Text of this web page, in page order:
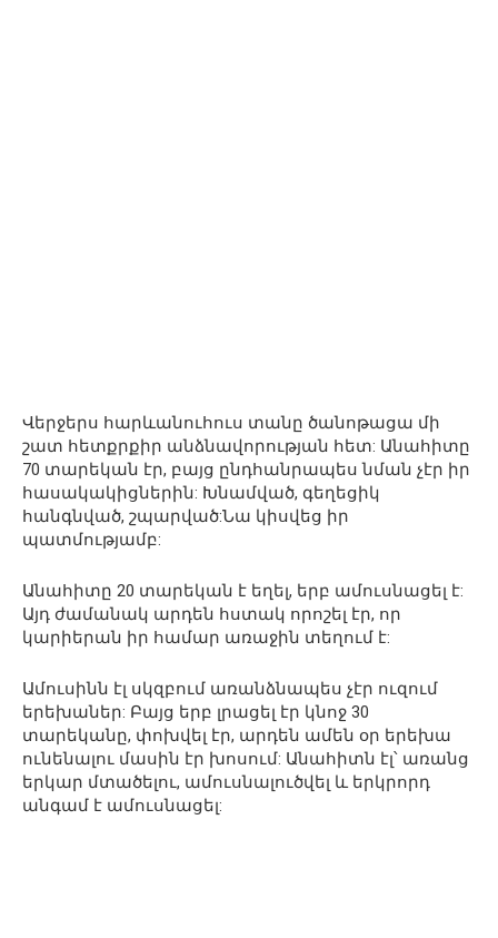
Վերջերս հարևանուհուս տանը ծանոթացա մի
շատ հետքրքիր անձնավորության հետ: Անահիտը
70 տարեկան էր, բայց ընդհանրապես նման չէր իր
հասակակիցներին: Խնամված, գեղեցիկ
հանգնված, շպարված:Նա կիսվեց իր
պատմությամբ:
Անահիտը 20 տարեկան է եղել, երբ ամուսնացել է:
Այդ ժամանակ արդեն հստակ որոշել էր, որ
կարիերան իր համար առաջին տեղում է:
Ամուսինն էլ սկզբում առանձնապես չէր ուզում
երեխաներ: Բայց երբ լրացել էր կնոջ 30
տարեկանը, փոխվել էր, արդեն ամեն օր երեխա
ունենալու մասին էր խոսում: Անահիտն էլ՝ առանց
երկար մտածելու, ամուսնալուծվել և երկրորդ
անգամ է ամուսնացել: